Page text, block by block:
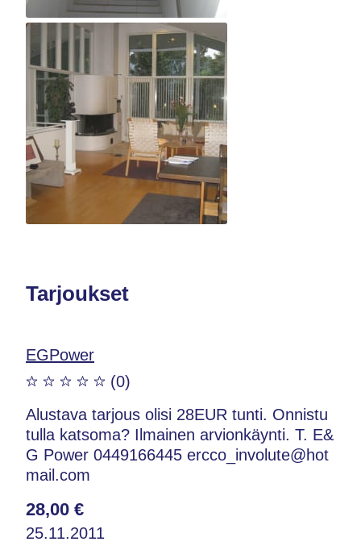
Tarjoukset
EGPower
(0)
Alustava tarjous olisi 28EUR tunti. Onnistu
tulla katsoma? Ilmainen arvionkäynti. T. E&
G Power 0449166445 ercco_involute@hot
mail.com
28,00 €
25.11.2011